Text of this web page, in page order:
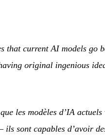
that current AI models go
original ingenious
les modèles d’IA
sont capables d’avoir